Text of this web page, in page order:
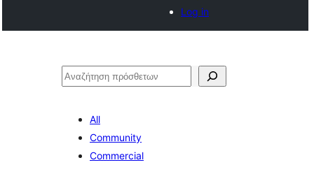
Log in
Αναζήτηση
All
Community
Commercial